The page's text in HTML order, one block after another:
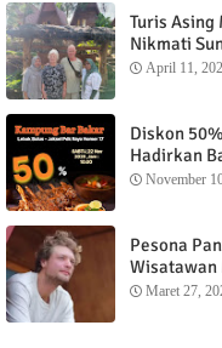
Turis Asing
Nikmati
Menganti
April 11,
Diskon
Hadirkan
November
Pesona
Wisatawan
Sunset dari
Maret 27,